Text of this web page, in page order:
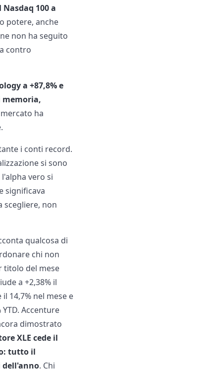
Nasdaq 100 a
potere, anche
non ha seguito
contro
a +87,8% e
memoria,
mercato ha
i conti record.
si sono
vero si
significava
scegliere, non
qualcosa di
chi non
titolo del mese
a +2,38% il
14,7% nel mese e
Accenture
dimostrato
XLE cede il
tutto il
dell'anno. Chi